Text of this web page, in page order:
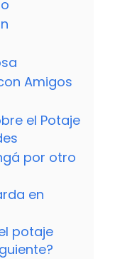
Amigos
el Potaje
por otro
en
potaje